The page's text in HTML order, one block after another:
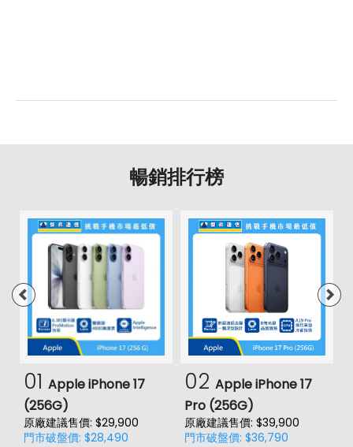
暢銷排行榜
01 Apple iPhone 17
(256G)
原廠建議售價: $29,900
門市破盤價: $28,490
02 Apple iPhone 17
Pro (256G)
原廠建議售價: $39,900
門市破盤價: $36,790